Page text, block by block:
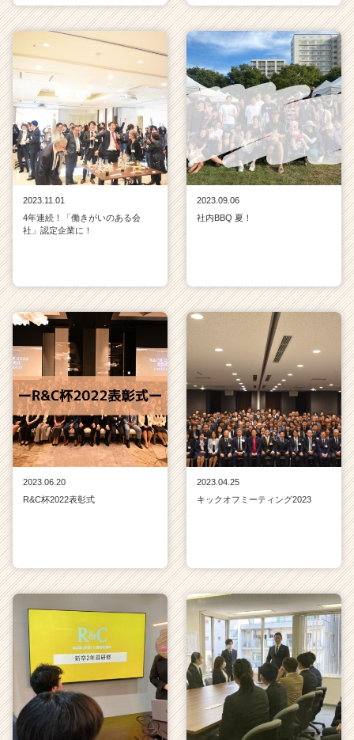
2023.11.01
4年連続！「働きがいのある会
社」認定企業に！
2023.09.06
社内BBQ 夏！
2023.06.20
R&C杯2022表彰式
2023.04.25
キックオフミーティング2023